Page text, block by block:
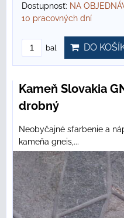
Dostupnosť: NA
10 pracovných dní
bal DO
Kameň Slovakia
drobný
Neobyčajné sfarbenie a
kameňa gneis,...